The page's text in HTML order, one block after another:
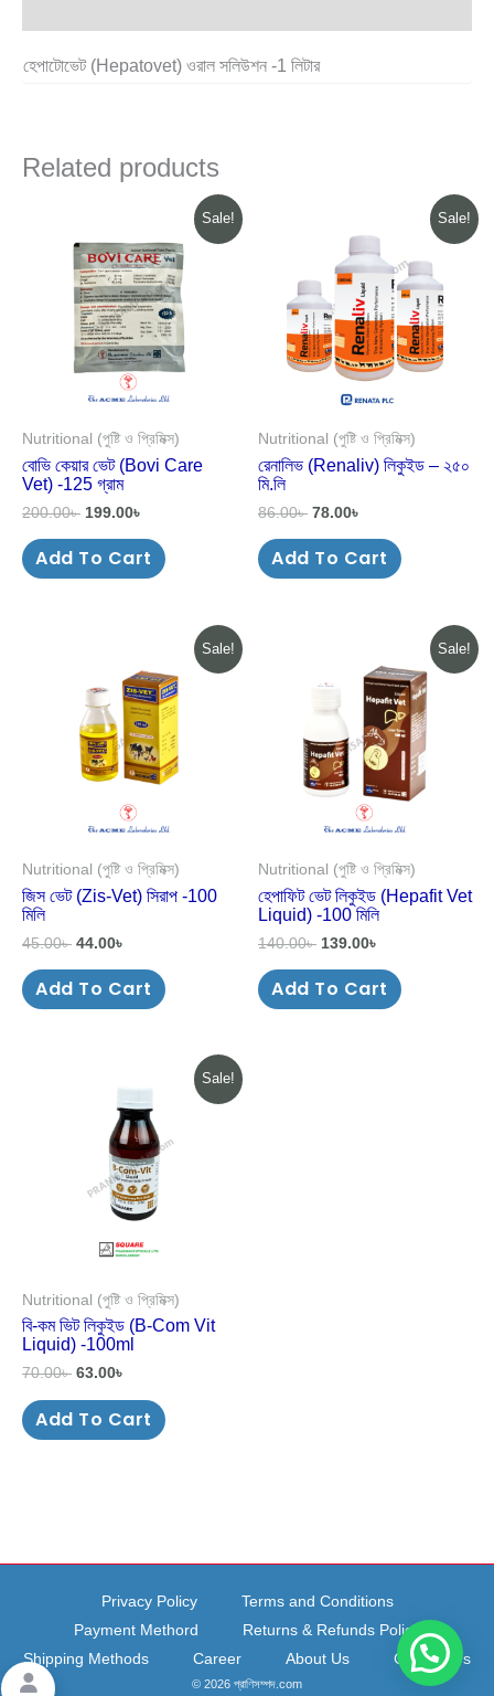
হেপাটোভেট (Hepatovet) ওরাল সলিউশন -1 লিটার
Related products
Sale!
Nutritional (পুষ্টি ও প্রিমিক্স)
বোভি কেয়ার ভেট (Bovi Care
Vet) -125 গ্রাম
200.00৳
was:
200.00৳ .
199.00৳
Current
is:
199.00৳ .
Add To Cart
Sale!
Nutritional (পুষ্টি ও প্রিমিক্স)
রেনালিভ (Renaliv) লিকুইড – ২৫০
মি.লি
86.00৳
86.00৳ .
78.00৳
is:
78.00৳ .
Add To Cart
Sale!
Nutritional (পুষ্টি ও প্রিমিক্স)
জিস ভেট (Zis-Vet) সিরাপ -100
মিলি
45.00৳
45.00৳ .
44.00৳
is:
44.00৳ .
Add To Cart
Sale!
Nutritional (পুষ্টি ও প্রিমিক্স)
হেপাফিট ভেট লিকুইড (Hepafit Vet
Liquid) -100 মিলি
140.00৳
was:
140.00৳ .
139.00৳
Current
is:
139.00৳ .
Add To Cart
Sale!
Nutritional (পুষ্টি ও প্রিমিক্স)
বি-কম ভিট লিকুইড (B-Com Vit
Liquid) -100ml
70.00৳
70.00৳ .
63.00৳
price
is:
63.00৳ .
Add To Cart
Privacy Policy
Terms and Conditions
Payment Methord
Returns & Refunds Policy
Shipping Methods
Career About Us Contact Us
© 2026 প্রাণিসম্পদ.com